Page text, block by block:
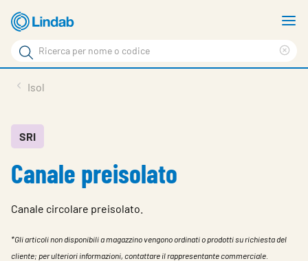
Log
visionare
Cerca
Cerca
Su Lindab
Su Tecnovent
Log in
Isol
SRI
Canale preisolato
Canale circolare preisolato.
*Gli articoli non disponibili a magazzino vengono ordinati o prodotti su richiesta del
cliente; per ulteriori informazioni, contattare il rappresentante commerciale.